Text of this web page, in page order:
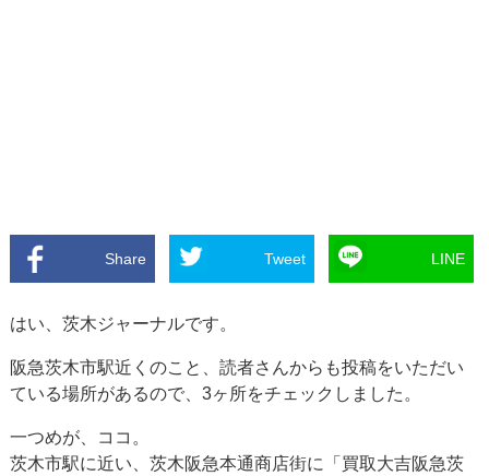
Share Tweet LINE
はい、茨木ジャーナルです。
阪急茨木市駅近くのこと、読者さんからも投稿をいただい
ている場所があるので、3ヶ所をチェックしました。
一つめが、ココ。
茨木市駅に近い、茨木阪急本通商店街に「買取大吉阪急茨